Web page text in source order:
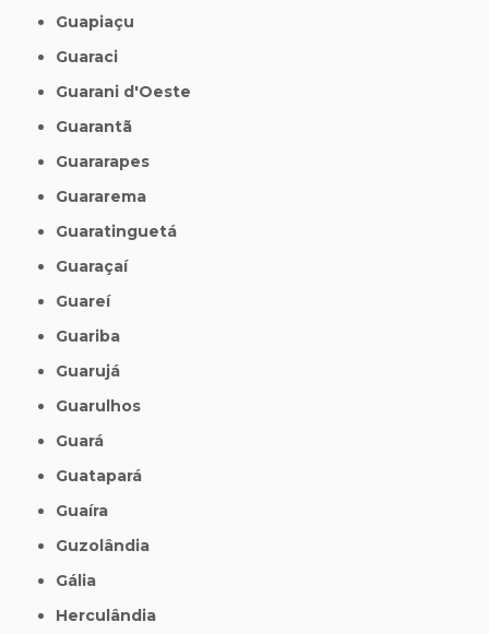
Guapiaçu
Guaraci
Guarani d'Oeste
Guarantã
Guararapes
Guararema
Guaratinguetá
Guaraçaí
Guareí
Guariba
Guarujá
Guarulhos
Guará
Guatapará
Guaíra
Guzolândia
Gália
Herculândia